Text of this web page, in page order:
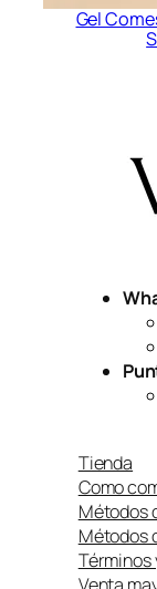
Gel
Tienda
Como
Métodos
Métodos